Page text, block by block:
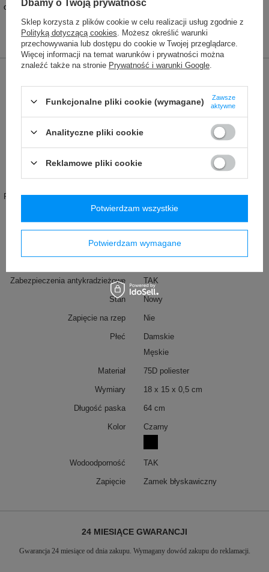
osobowe w dyskretny i wygodny sposób.
produkt na terenie UE
Więcej
Pacsafe - Coversafe
Gwarancja 24 miesiące gwarancji
Instrukcja konserwacji Pacsafe Więcej
Produkt wprowadzony do obrotu na
terenie UE przed 13.12.2024
TAK
Technologie/Zabezpieczenia RFID Więcej
Marka Pacsafe
Zabezpieczenia antykradzieżowe TAK
Stan Nowy
Zapięcie na rzep Nie
Płeć
Damskie
Męskie
Materiał 75D poliester
Wymiary 18 x 15 x 0,5 cm
Długość paska 64 cm
Kolor Czarny
Wodoodporność TAK
Zapięcie Zamek błyskawiczny
24 MIESIĄCE GWARANCJI
Gwarancja 24 miesiące od dnia zakupu. Wymagany dowód zakupu do reklamacji.
Dbamy o Twoją prywatność
Sklep korzysta z plików cookie w celu realizacji usług zgodnie z
Polityką dotyczącą cookies . Możesz określić warunki
przechowywania lub dostępu do cookie w Twojej przeglądarce.
Więcej informacji na temat warunków i prywatności można
znaleźć także na stronie Prywatność i warunki Google
Funkcjonalne pliki cookie (wymagane)
Zawsze
aktywne
Analityczne pliki cookie
Reklamowe pliki cookie
Potwierdzam wymagane
Potwierdzam wszystkie